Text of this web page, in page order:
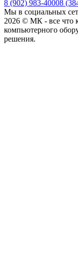
8 (902) 983-40008
Мы в социальных
2026 © МК - все что
компьютерного
решения.